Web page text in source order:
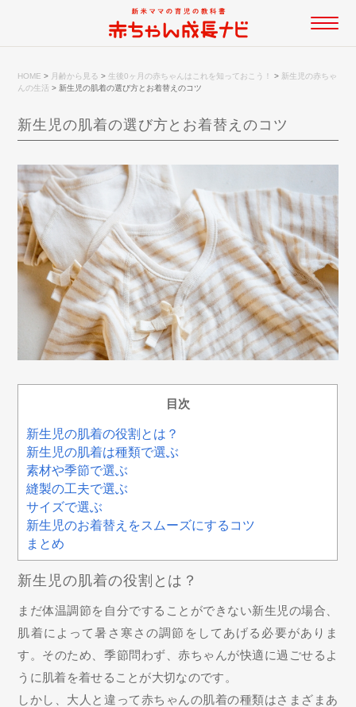
HOME > 月齢から見る >生後0ヶ月の赤ちゃんはこれを知っておこう！ > 新生児の赤ちゃ
んの生活 >新生児の肌着の選び方とお着替えのコツ
新生児の肌着の選び方とお着替えのコツ
目次
新生児の肌着の役割とは？
新生児の肌着は種類で選ぶ
素材や季節で選ぶ
縫製の工夫で選ぶ
サイズで選ぶ
新生児のお着替えをスムーズにするコツ
まとめ
新生児の肌着の役割とは？
まだ体温調節を自分ですることができない新生児の場合、
肌着によって暑さ寒さの調節をしてあげる必要がありま
す。そのため、季節問わず、赤ちゃんが快適に過ごせるよ
うに肌着を着せることが大切なのです。
しかし、大人と違って赤ちゃんの肌着の種類はさまざまあ